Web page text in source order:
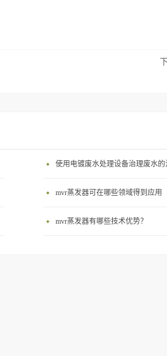
使用电镀废水处理设备治理废水的
mvr蒸发器可在哪些领域得到应用
mvr蒸发器有哪些技术优势？